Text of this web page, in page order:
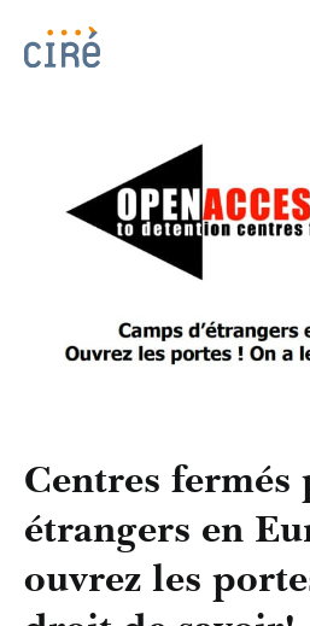
Centres fermés
étrangers en
ouvrez les